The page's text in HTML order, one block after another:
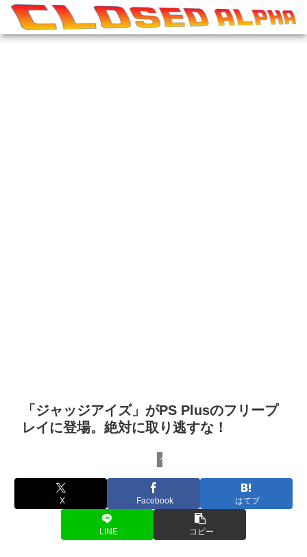
「ジャッジアイズ」がPS Plusのフリープ
レイに登場。絶対に取り逃すな！
ゲームニュース
X Facebook はてブ
LINE コピー